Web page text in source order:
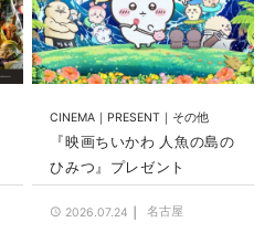
CINEMA PRESENT その他
『映画ちいかわ 人魚の島の
ひみつ』プレゼント
2026.07.24 名古屋